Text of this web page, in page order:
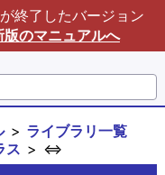
終了したバージョン
版のマニュアルへ
ライブラリ一覧
ス <=>